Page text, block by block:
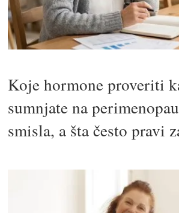
Koje hormone proveriti
sumnjate na
smisla, a šta često pravi